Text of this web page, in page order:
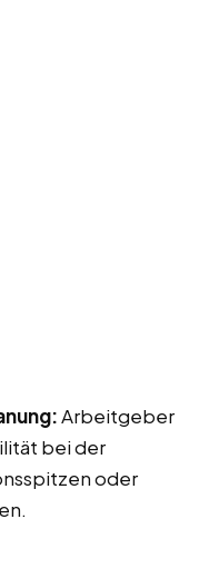
Arbeitgeber
bei der
oder